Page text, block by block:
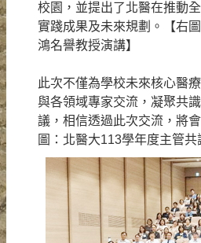
校園，並提出了北醫在推動
實踐成果及未來規劃。【右
鴻名譽教授演講】
此次不僅為學校未來核心醫
與各領域專家交流，凝聚共
議，相信透過此次交流，將
圖：北醫大113學年度主管共